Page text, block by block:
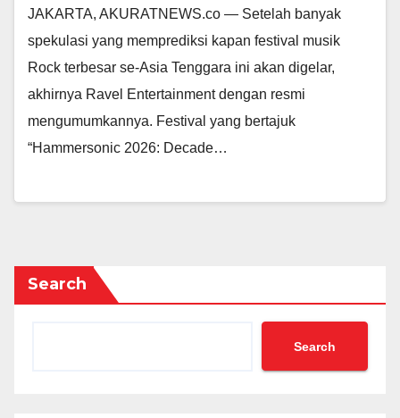
JAKARTA, AKURATNEWS.co — Setelah banyak
spekulasi yang memprediksi kapan festival musik
Rock terbesar se-Asia Tenggara ini akan digelar,
akhirnya Ravel Entertainment dengan resmi
mengumumkannya. Festival yang bertajuk
“Hammersonic 2026: Decade…
Search
Search